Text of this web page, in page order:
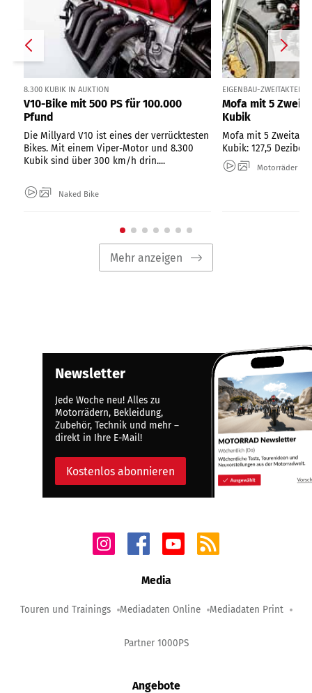
8.300 KUBIK IN AUKTION
V10-Bike mit 500 PS für 100.000
Pfund
Die Millyard V10 ist eines der verrücktesten
Bikes. Mit einem Viper-Motor und 8.300
Kubik sind über 300 km/h drin....
Naked Bike
EIGENBAU-ZWEITAKTER
Mofa mit 5
Kubik
Mofa mit 5
Kubik: 127,5 Dezibel
Motorräder
Mehr anzeigen
Newsletter
Jede Woche neu! Alles zu
Motorrädern, Bekleidung,
Zubehör, Technik und mehr –
direkt in Ihre E-Mail!
Kostenlos abonnieren
Media
Touren und Trainings Mediadaten Online Mediadaten Print
Partner 1000PS
Angebote